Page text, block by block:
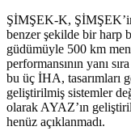
ŞİMŞEK-K,
benzer şekilde bir harp
güdümüyle 500 km
performansının yanı sıra
bu üç İHA, tasarımları
geliştirilmiş sistemler
olarak AYAZ’ın
henüz açıklanmadı.